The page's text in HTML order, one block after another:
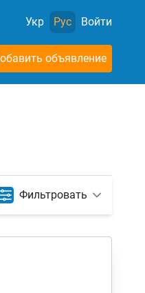
Укр Рус Войти
объявление
Фильтровать